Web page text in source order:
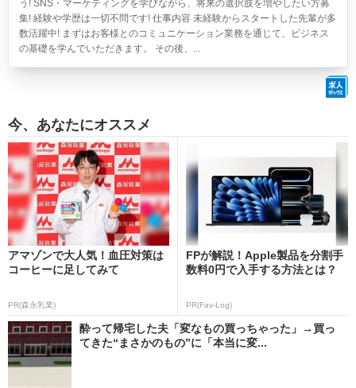
う! SNS・マーケティングを学びながら、将来の選択肢を増やしたい方募
集! 経験や学歴は一切不問です! 仕事内容 未経験からスタートした先輩が多
数活躍中! まずはお客様とのコミュニケーション業務を通じて、ビジネス
の基礎を学んでいただきます。 その後、...
今、あなたにオススメ
アマゾンで大人気！血圧対策は
コーヒーに足してみて
PR(森永乳業)
FPが解説！Apple製品を分割手
数料0円で入手する方法とは？
PR(Fav-Log)
酔って帰宅した夫「変なもの買っちゃった」→買っ
てきた“まさかのもの”に「本当に変...